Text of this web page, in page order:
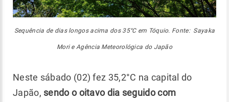
Sequência de dias longos acima dos 35°C em Tóquio. Fonte: Sayaka
Mori e Agência Meteorológica do Japão
Neste sábado (02) fez 35,2°C na capital do
Japão, sendo o oitavo dia seguido com